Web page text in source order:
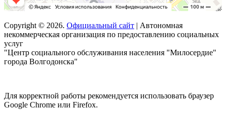
Copyright © 2026. Официальный сайт | Автономная
некоммерческая организация по предоставлению социальных
услуг
"Центр социального обслуживания населения "Милосердие"
города Волгодонска"
Для корректной работы рекомендуется использовать браузер
Google Chrome или Firefox.